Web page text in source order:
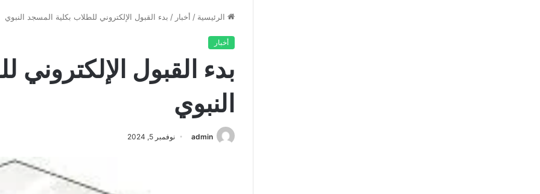
الرئيسية / أخبار / بدء القبول الإلكتروني للطلاب بكلية المسجد النبوي
أخبار
بدء القبول
النبوي
admin نوفمبر 5, 2024